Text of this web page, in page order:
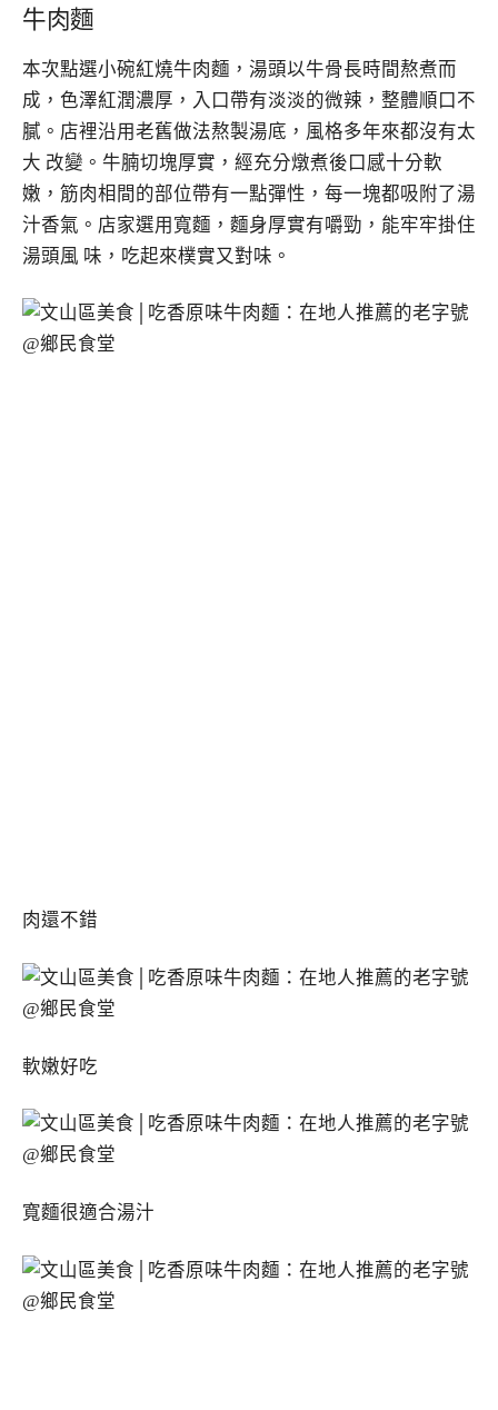
牛肉麵
本次點選小碗紅燒牛肉麵，湯頭以牛骨長時間熬煮而
成，色澤紅潤濃厚，入口帶有淡淡的微辣，整體順口不
膩。店裡沿用老舊做法熬製湯底，風格多年來都沒有太
大 改變。牛腩切塊厚實，經充分燉煮後口感十分軟
嫩，筋肉相間的部位帶有一點彈性，每一塊都吸附了湯
汁香氣。店家選用寬麵，麵身厚實有嚼勁，能牢牢掛住
湯頭風 味，吃起來樸實又對味。
肉還不錯
軟嫩好吃
寬麵很適合湯汁